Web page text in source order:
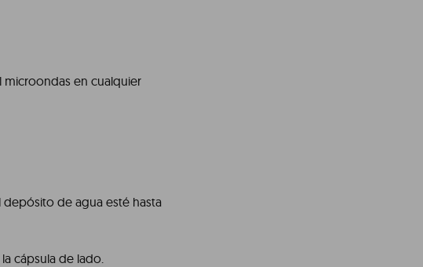
microondas en cualquier
depósito de agua esté hasta
cápsula de lado.